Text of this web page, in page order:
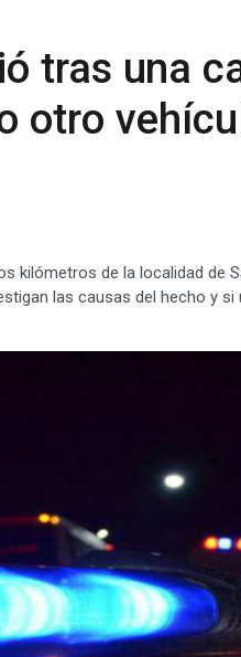
tras una
otro
kilómetros de la localidad de
las causas del hecho y